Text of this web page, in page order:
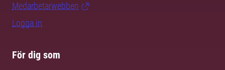
Medarbetarwebben
Logga in
För dig som